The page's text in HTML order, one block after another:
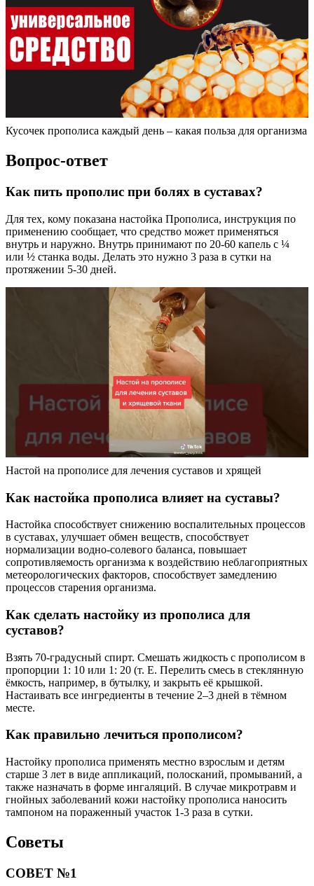
Кусочек прополиса каждый день – какая польза для организма
Вопрос-ответ
Как пить прополис при болях в суставах?
Для тех, кому показана настойка Прополиса, инструкция по
применению сообщает, что средство может применяться
внутрь и наружно. Внутрь принимают по 20-60 капель с ¼
или ½ станка воды. Делать это нужно 3 раза в сутки на
протяжении 5-30 дней.
Настой на прополисе для лечения суставов и хрящей
Как настойка прополиса влияет на суставы?
Настойка способствует снижению воспалительных процессов
в суставах, улучшает обмен веществ, способствует
нормализации водно-солевого баланса, повышает
сопротивляемость организма к воздействию неблагоприятных
метеорологических факторов, способствует замедлению
процессов старения организма.
Как сделать настойку из прополиса для
суставов?
Взять 70-градусный спирт. Смешать жидкость с прополисом в
пропорции 1: 10 или 1: 20 (т. Е. Перелить смесь в стеклянную
ёмкость, например, в бутылку, и закрыть её крышкой.
Настаивать все ингредиенты в течение 2–3 дней в тёмном
месте.
Как правильно лечиться прополисом?
Настойку прополиса применять местно взрослым и детям
старше 3 лет в виде аппликаций, полосканий, промываний, а
также назначать в форме ингаляций. В случае микротравм и
гнойных заболеваний кожи настойку прополиса наносить
тампоном на пораженный участок 1-3 раза в сутки.
Советы
СОВЕТ №1